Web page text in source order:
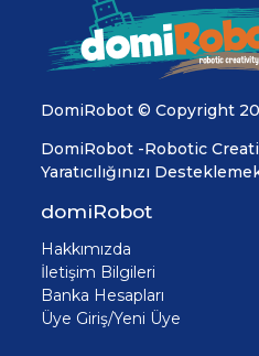
DomiRobot © Copyright
DomiRobot -Robotic
Yaratıcılığınızı
domiRobot
Hakkımızda
İletişim Bilgileri
Banka Hesapları
Üye Giriş/Yeni Üye